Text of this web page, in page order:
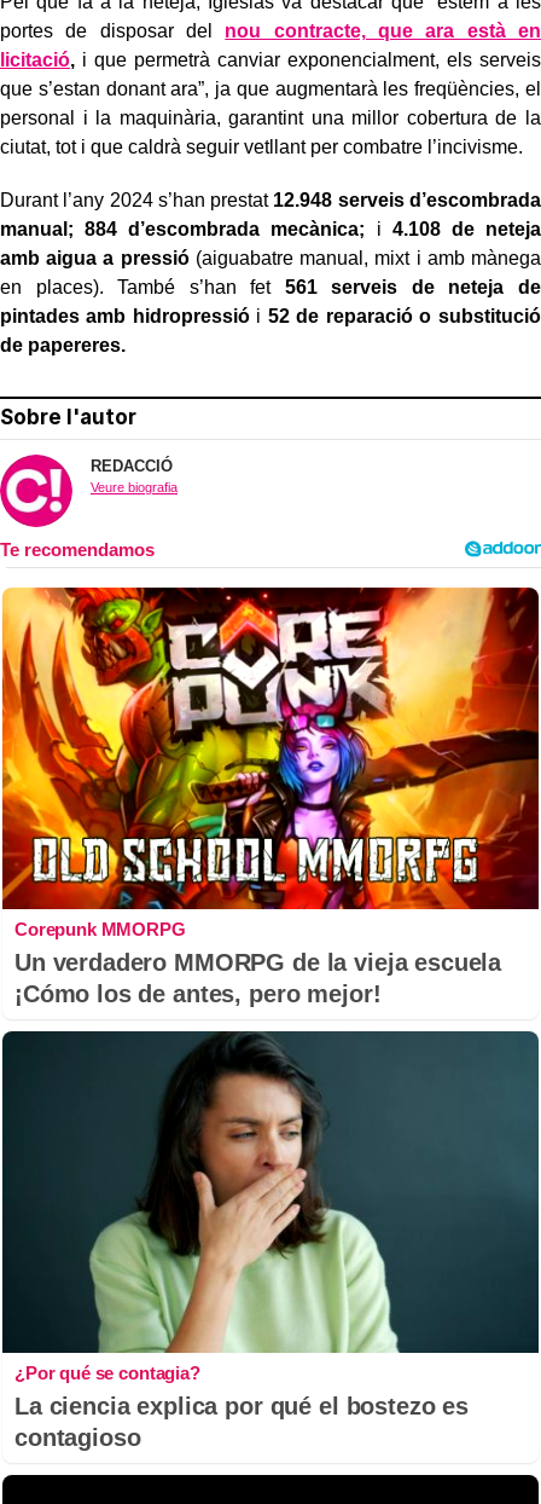
portes de disposar del nou contracte, que ara està en
licitació, i que permetrà canviar exponencialment, els serveis
que s’estan donant ara”, ja que augmentarà les freqüències, el
personal i la maquinària, garantint una millor cobertura de la
ciutat, tot i que caldrà seguir vetllant per combatre l’incivisme.
Durant l’any 2024 s’han prestat 12.948 serveis d’escombrada
manual; 884 d’escombrada mecànica; i 4.108 de neteja
amb aigua a pressió(aiguabatre manual, mixt i amb mànega
en places). També s’han fet 561 serveis de neteja de
pintades amb hidropressiói 52 de reparació o substitució
de papereres.
Sobre l'autor
REDACCIÓ
Veure biografia
Corepunk MMORPG
Un verdadero MMORPG de la vieja escuela
¡Cómo los de antes, pero mejor!
¿Por qué se contagia?
La ciencia explica por qué el bostezo es
contagioso